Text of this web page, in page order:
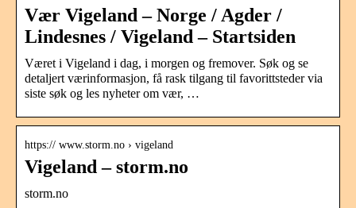
Vær Vigeland – Norge / Agder /
Lindesnes / Vigeland – Startsiden
Været i Vigeland i dag, i morgen og fremover. Søk og se
detaljert værinformasjon, få rask tilgang til favorittsteder via
siste søk og les nyheter om vær, …
https:// www.storm.no › vigeland
Vigeland – storm.no
storm.no